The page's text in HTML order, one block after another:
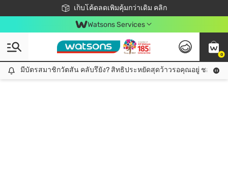
เก็บโค้ดลดเพิ่มคุ้มกว่าเดิม คลิก
ชอปออนไลน์ครั้งแรก ลดเพิ่มจุก ๆ 10%! 🎉
📦ส่งฟรี! เมื่อชอป 499฿
สมาชิกวัตสัน คลับดียังไง?
Watsons Services
0
มีบัตรสมาชิกวัตสัน คลับรึยัง? สิทธิประหยัดสุดว้าวรอคุณอยู่ ชอปคุ้มกว่าเดิม คลิก!
มีบัตรสมาชิกวัตสัน คลับรึยัง? สิทธิประหยัดสุดว้าวรอคุณอยู่ ชอปคุ้มก